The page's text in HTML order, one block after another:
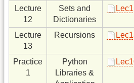
Lecture
12
Sets and
Dictionaries
Lecture
13
Recursions
Practice
1
Python
Libraries &